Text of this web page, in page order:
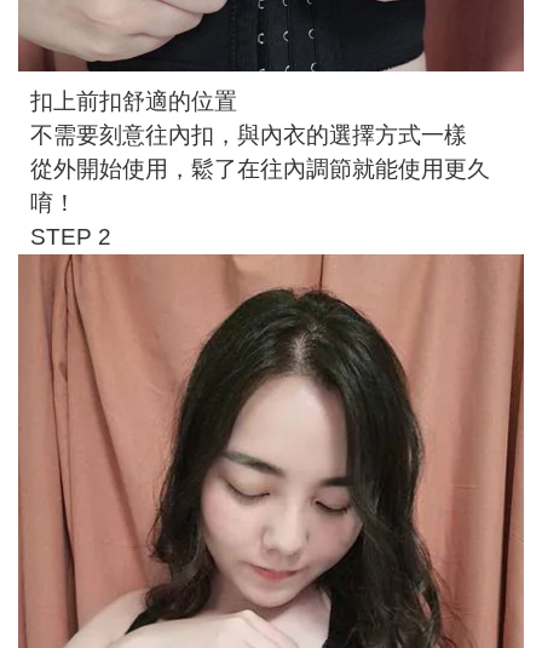
扣上前扣舒適的位置
不需要刻意往內扣，與內衣的選擇方式一樣
從外開始使用，鬆了在往內調節就能使用更久
唷！
STEP 2